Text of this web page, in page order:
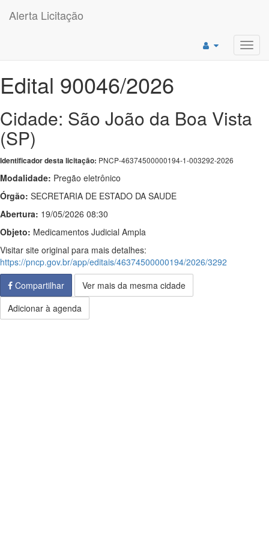
Alerta Licitação
Edital 90046/2026
Cidade: São João da Boa Vista
(SP)
Identificador desta licitação: PNCP-46374500000194-1-003292-2026
Modalidade: Pregão eletrônico
Órgão: SECRETARIA DE ESTADO DA SAUDE
Abertura: 19/05/2026 08:30
Objeto: Medicamentos Judicial Ampla
Visitar site original para mais detalhes:
https://pncp.gov.br/app/editais/46374500000194/2026/3292
Compartilhar
Ver mais da mesma cidade
Adicionar à agenda